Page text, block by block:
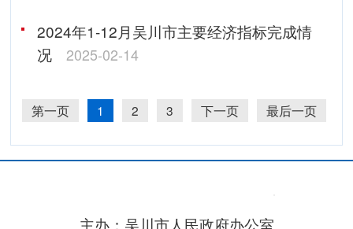
2024年1-12月吴川市主要经济指标完成情
况
2025-02-14
第一页 1 2 3 下一页 最后一页
主办：吴川市人民政府办公室